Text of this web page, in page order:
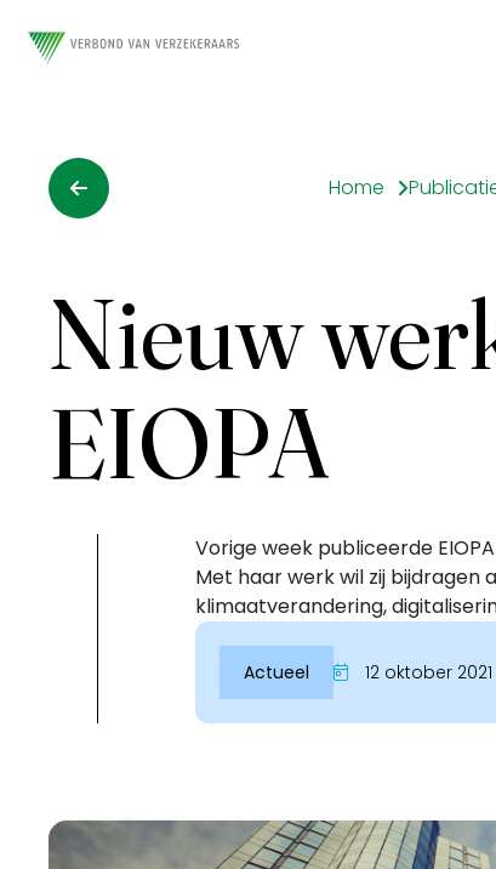
Inloggen
Home
Nieuw
EIOPA
Vorige week publiceerde
Met haar werk wil zij bijdragen
klimaatverandering,
Actueel 12 oktober 2021